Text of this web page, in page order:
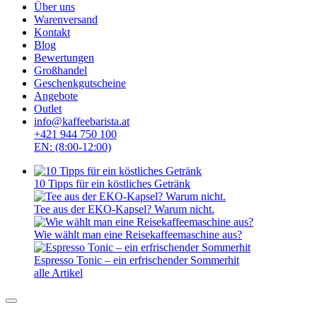
Über uns
Warenversand
Kontakt
Blog
Bewertungen
Großhandel
Geschenkgutscheine
Angebote
Outlet
info@kaffeebarista.at
+421 944 750 100
EN: (8:00-12:00)
10 Tipps für ein köstliches Getränk
Tee aus der EKO-Kapsel? Warum nicht.
Wie wählt man eine Reisekaffeemaschine aus?
Espresso Tonic – ein erfrischender Sommerhit
alle Artikel